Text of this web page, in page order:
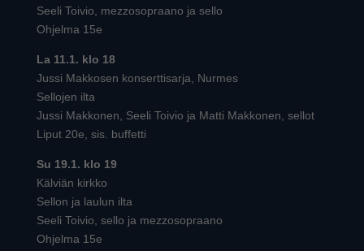
Seeli Toivio, mezzosopraano ja sello
Ohjelma 15e
La 11.1. klo 18
Jussi Makkosen konserttisarja, Nurmes
Sellojen ilta
Jussi Makkonen, Seeli Toivio ja Matti Makkonen, sellot
Liput 20e, sis. buffetti
Su 19.1. klo 19
Kälviän kirkko
Sellon ja laulun ilta
Seeli Toivio, sello ja mezzosopraano
Ohjelma 15e